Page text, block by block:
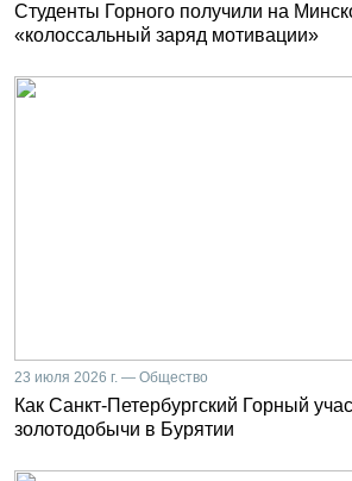
Студенты Горного получили на
«колоссальный заряд мотивации»
23 июля 2026 г. — Общество
Как Санкт-Петербургский Горный
золотодобычи в Бурятии